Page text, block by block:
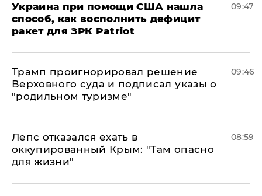
Украина при помощи США нашла
способ, как восполнить дефицит
ракет для ЗРК Patriot
09:47
Трамп проигнорировал решение
Верховного суда и подписал указы о
"родильном туризме"
09:46
Лепс отказался ехать в
оккупированный Крым: "Там опасно
для жизни"
08:59